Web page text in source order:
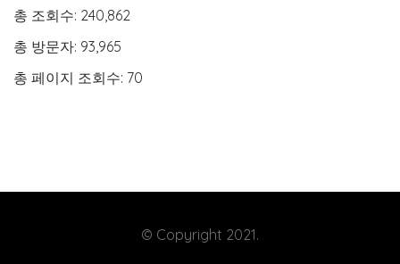
총 조회수: 240,862
총 방문자: 93,965
총 페이지 조회수: 70
© Copyright 2021.